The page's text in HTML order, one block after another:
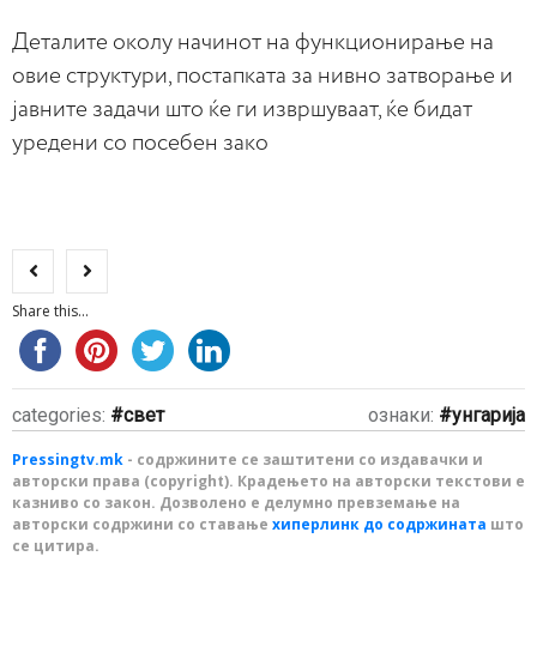
Деталите околу начинот на функционирање на
овие структури, постапката за нивно затворање и
јавните задачи што ќе ги извршуваат, ќе бидат
уредени со посебен зако
Share this...
categories: свет ознаки: унгарија
Pressingtv.mk - содржините се заштитени со издавачки и
авторски права (copyright). Крадењето на авторски текстови е
казниво со закон. Дозволено е делумно превземање на
авторски содржини со ставање хиперлинк до содржината што
се цитира.